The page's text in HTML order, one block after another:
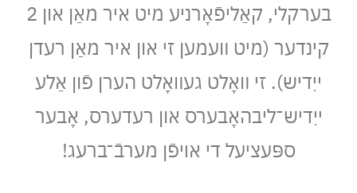
בערקלי, קאַליפֿאָרניע מיט איר מאַן און 2
קינדער (מיט װעמען זי און איר מאַן רעדן
ייִדיש). זי װאָלט געװאָלט הערן פֿון אַלע
ייִדיש־ליבהאָבערס און רעדערס, אָבער
ספּעציעל די אױפֿן מערבֿ־ברעג!